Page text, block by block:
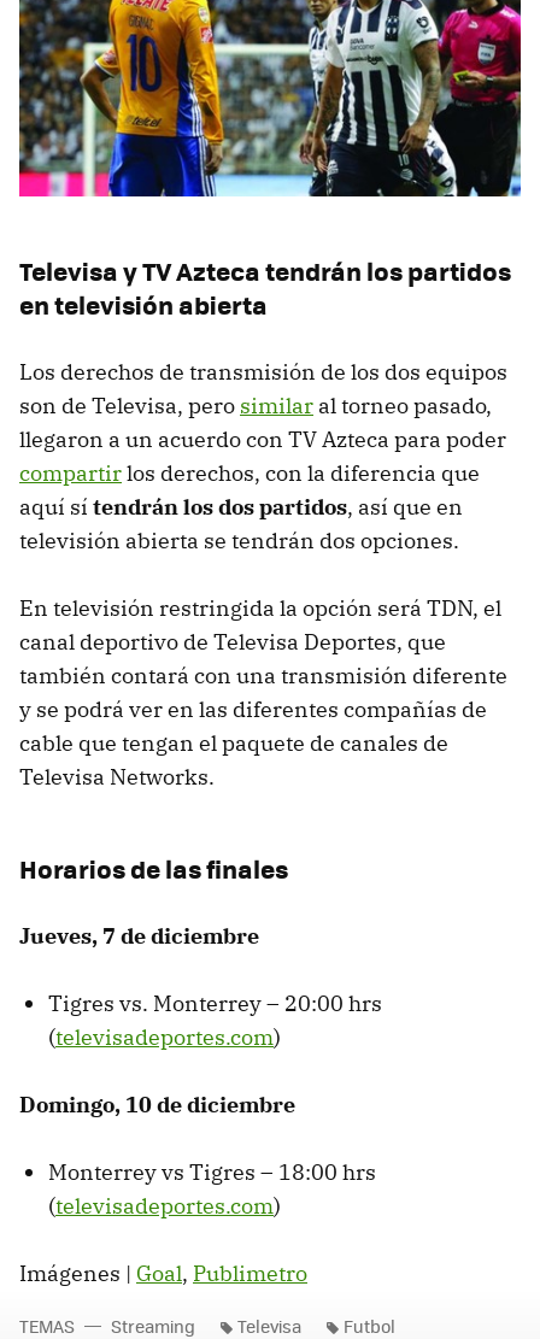
Televisa y TV Azteca tendrán los partidos
en televisión abierta
Los derechos de transmisión de los dos equipos
son de Televisa, pero similar al torneo pasado,
llegaron a un acuerdo con TV Azteca para poder
compartirlos derechos, con la diferencia que
aquí sí tendrán los dos partidos, así que en
televisión abierta se tendrán dos opciones.
En televisión restringida la opción será TDN, el
canal deportivo de Televisa Deportes, que
también contará con una transmisión diferente
y se podrá ver en las diferentes compañías de
cable que tengan el paquete de canales de
Televisa Networks.
Horarios de las finales
Jueves, 7 de diciembre
Tigres vs. Monterrey – 20:00 hrs
(televisadeportes.com)
Domingo, 10 de diciembre
Monterrey vs Tigres – 18:00 hrs
(televisadeportes.com)
Imágenes | Goal, Publimetro
TEMAS Streaming Televisa Futbol